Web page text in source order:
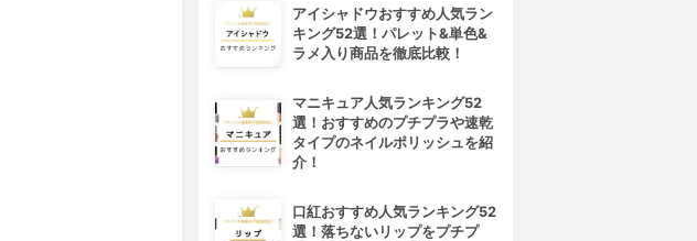
アイシャドウおすすめ人気ラン
キング52選！パレット&単色&
ラメ入り商品を徹底比較！
マニキュア人気ランキング52
選！おすすめのプチプラや速乾
タイプのネイルポリッシュを紹
介！
口紅おすすめ人気ランキング52
選！落ちないリップをプチプ